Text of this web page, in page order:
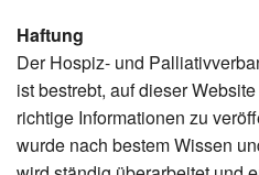
Haftung
Der Hospiz- und
ist bestrebt, auf dieser
richtige Informationen zu
wurde nach bestem Wissen